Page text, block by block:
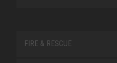
FIRE & RESCUE